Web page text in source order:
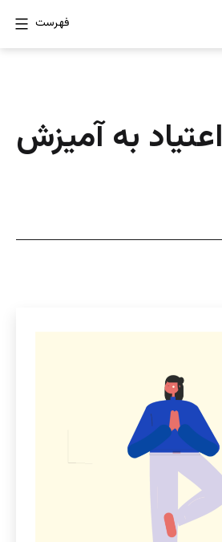
فهرست
اعتیاد به آمیزش